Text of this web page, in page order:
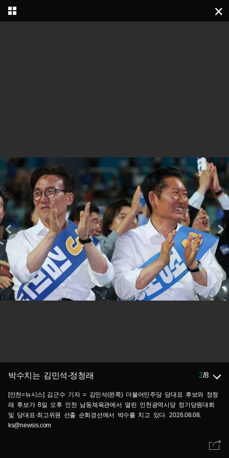
박수치는 김민석-정청래 2/8
[인천=뉴시스] 김근수 기자 = 김민석(왼쪽) 더불어민주당 당대표 후보와 정청
래 후보가 8일 오후 인천 남동체육관에서 열린 인천광역시당 정기당원대회
및 당대표·최고위원 선출 순회경선에서 박수를 치고 있다. 2026.08.08.
ks@newsis.com